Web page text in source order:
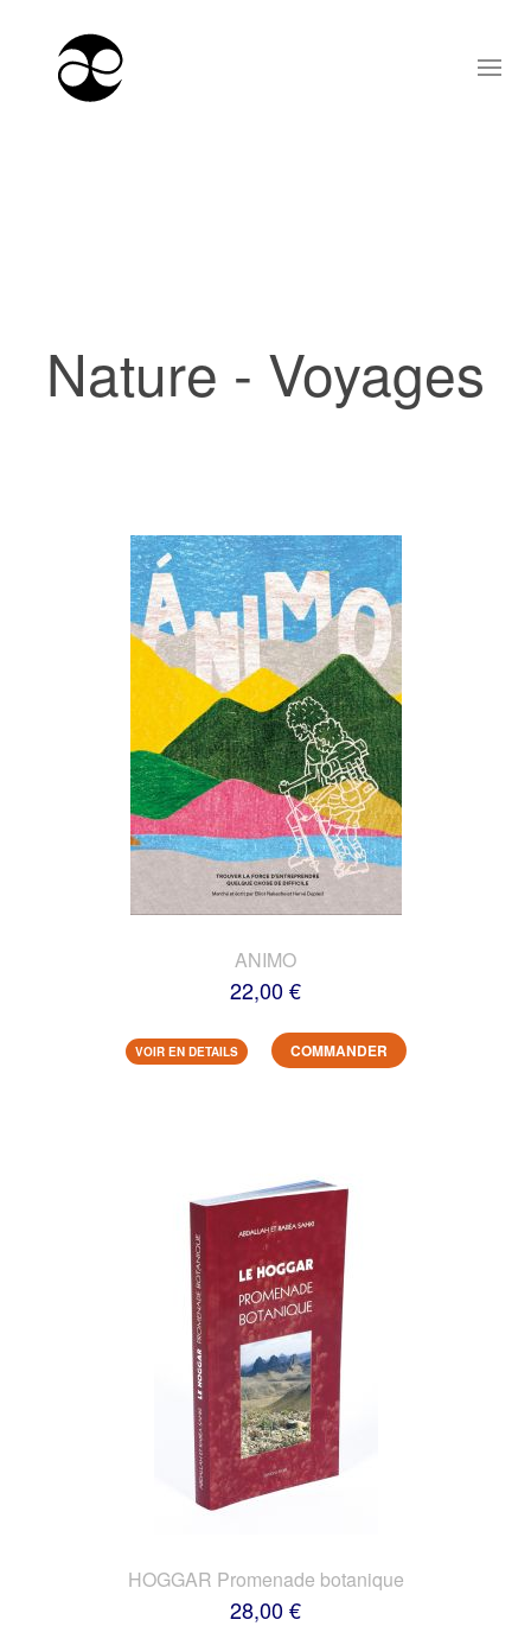
Nature - Voyages
ANIMO
22,00 €
VOIR EN DETAILS COMMANDER
HOGGAR Promenade botanique
28,00 €